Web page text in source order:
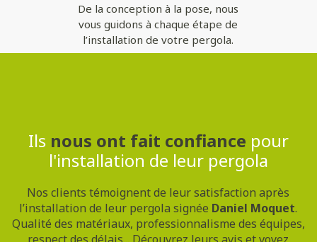
De la conception à la pose, nous
vous guidons à chaque étape de
l’installation de votre pergola.
Ils nous ont fait confiance pour
l'installation de leur pergola
Nos clients témoignent de leur satisfaction après
l’installation de leur pergola signée Daniel Moquet.
Qualité des matériaux, professionnalisme des équipes,